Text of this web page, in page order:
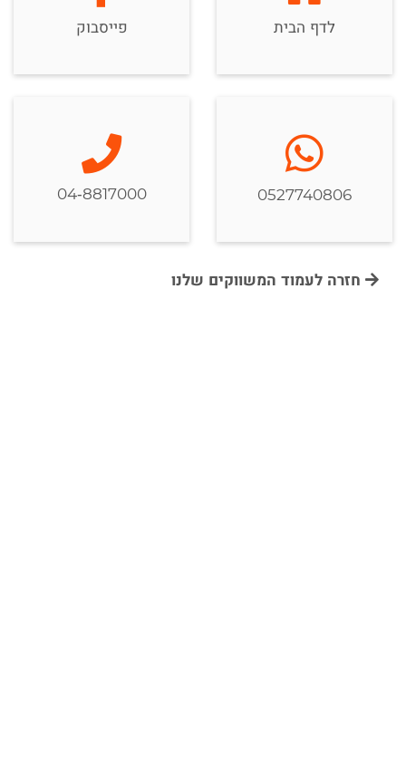
לדף הבית פייסבוק
0527740806
04-8817000
חזרה לעמוד המשווקים שלנו